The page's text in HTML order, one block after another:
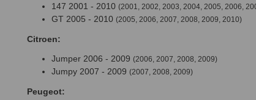
147 2001 - 2010 (2001, 2002, 2003, 2004, 2005, 2006,
GT 2005 - 2010 (2005, 2006, 2007, 2008, 2009, 2010)
Citroen:
Jumper 2006 - 2009 (2006, 2007, 2008, 2009)
Jumpy 2007 - 2009 (2007, 2008, 2009)
Peugeot: